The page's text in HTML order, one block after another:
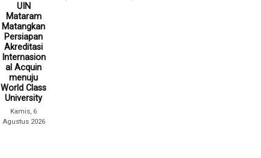
UIN
Mataram
Matangkan
Persiapan
Akreditasi
Internasion
al Acquin
menuju
World Class
University
Kamis, 6
Agustus 2026